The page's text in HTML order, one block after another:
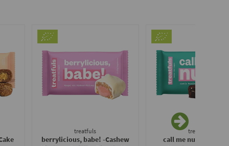
treatfuls
berrylicious, babe! -Cashew
treatfuls
call me nuts* -